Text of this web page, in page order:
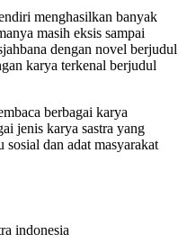
menghasilkan banyak
masih eksis sampai
dengan novel berjudul
karya terkenal berjudul
berbagai karya
jenis karya sastra yang
dan adat masyarakat